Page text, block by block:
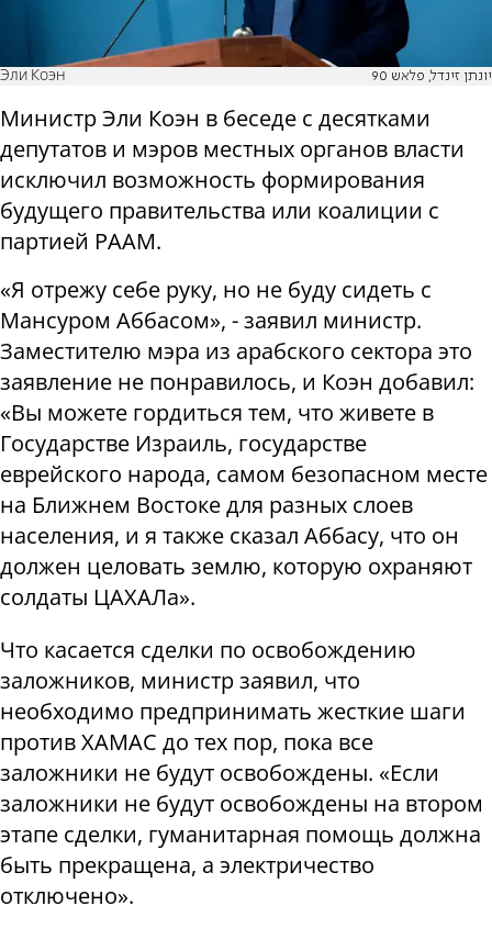
Эли Коэн יונתן זינדל, פלאש 90
Министр Эли Коэн в беседе с десятками
депутатов и мэров местных органов власти
исключил возможность формирования
будущего правительства или коалиции с
партией РААМ.
«Я отрежу себе руку, но не буду сидеть с
Мансуром Аббасом», - заявил министр.
Заместителю мэра из арабского сектора это
заявление не понравилось, и Коэн добавил:
«Вы можете гордиться тем, что живете в
Государстве Израиль, государстве
еврейского народа, самом безопасном месте
на Ближнем Востоке для разных слоев
населения, и я также сказал Аббасу, что он
должен целовать землю, которую охраняют
солдаты ЦАХАЛа».
Что касается сделки по освобождению
заложников, министр заявил, что
необходимо предпринимать жесткие шаги
против ХАМАС до тех пор, пока все
заложники не будут освобождены. «Если
заложники не будут освобождены на втором
этапе сделки, гуманитарная помощь должна
быть прекращена, а электричество
отключено».